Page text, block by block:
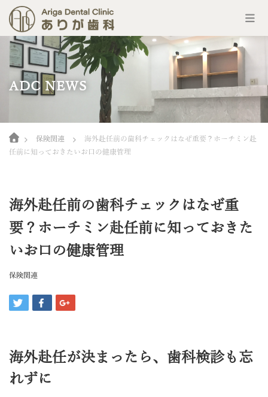
キ
ADC NEWS
Home 保険関連
海外赴任前の歯科チェックはなぜ重要？ホーチミン赴
任前に知っておきたいお口の健康管理
海外赴任前の歯科チェックはなぜ重
要？ホーチミン赴任前に知っておきた
いお口の健康管理
保険関連
海外赴任が決まったら、歯科検診も忘
れずに